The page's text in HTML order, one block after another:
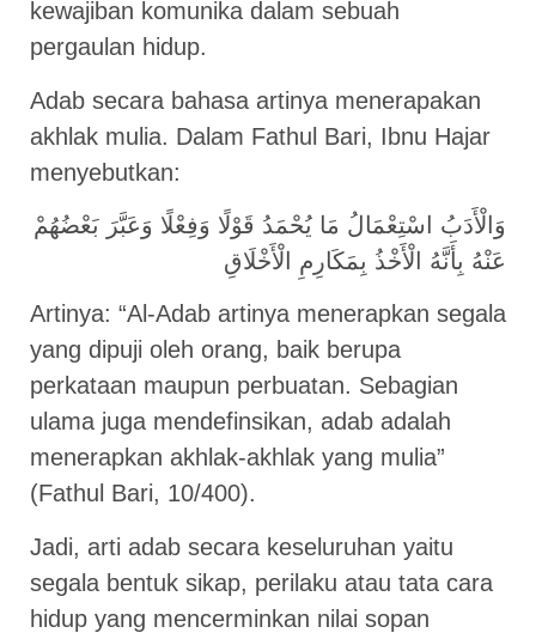
kewajiban komunika dalam sebuah
pergaulan hidup.
Adab secara bahasa artinya menerapakan
akhlak mulia. Dalam Fathul Bari, Ibnu Hajar
menyebutkan:
عَنْهُ بِأَنَّهُ الْأَخْذُ بِمَكَارِمِ الْأَخْلَاقِ
Artinya: “Al-Adab artinya menerapkan segala
yang dipuji oleh orang, baik berupa
perkataan maupun perbuatan. Sebagian
ulama juga mendefinsikan, adab adalah
menerapkan akhlak-akhlak yang mulia”
(Fathul Bari, 10/400).
Jadi, arti adab secara keseluruhan yaitu
segala bentuk sikap, perilaku atau tata cara
hidup yang mencerminkan nilai sopan